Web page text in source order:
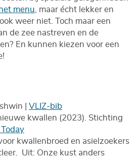
menu , maar écht lekker en
weer niet. Toch maar een
de zee nastreven en de
En kunnen kiezen voor een
| VLIZ-bib
kwallen (2023). Stichting
kwallenbroed en asielzoekers
Uit: Onze kust anders